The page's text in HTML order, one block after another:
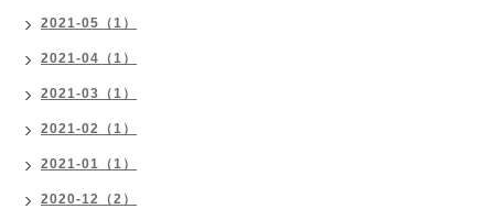
2021-05（1）
2021-04（1）
2021-03（1）
2021-02（1）
2021-01（1）
2020-12（2）